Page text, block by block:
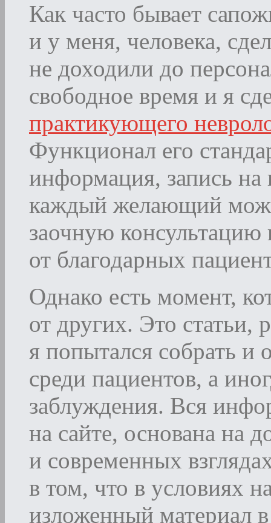
Как часто бывает
и у меня, человека,
не доходили до
свободное время и я
практикующего
Функционал его
информация, запись на
каждый желающий
заочную консультацию
от благодарных
Однако есть момент,
от других. Это статьи,
я попытался собрать и
среди пациентов, а
заблуждения. Вся
на сайте, основана на
и современных
в том, что в условиях
изложенный материал